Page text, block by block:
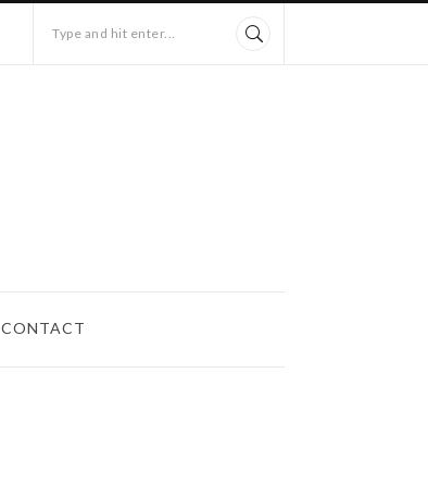
Type and hit enter...
CONTACT